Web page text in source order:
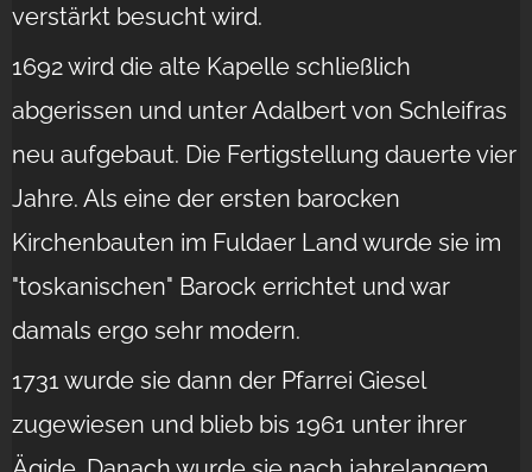
verstärkt besucht wird.
1692 wird die alte Kapelle schließlich
abgerissen und unter Adalbert von Schleifras
neu aufgebaut. Die Fertigstellung dauerte vier
Jahre. Als eine der ersten barocken
Kirchenbauten im Fuldaer Land wurde sie im
"toskanischen" Barock errichtet und war
damals ergo sehr modern.
1731 wurde sie dann der Pfarrei Giesel
zugewiesen und blieb bis 1961 unter ihrer